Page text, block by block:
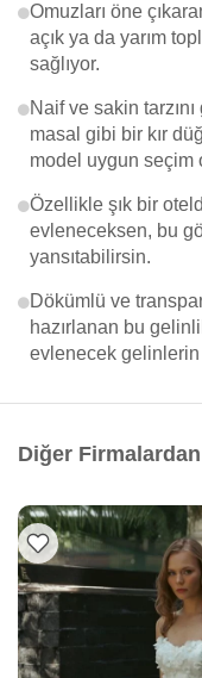
Omuzları öne
açık ya da yarım
sağlıyor.
Naif ve sakin
masal gibi bir kır
model uygun seçim
Özellikle şık bir
evleneceksen, bu
yansıtabilirsin.
Dökümlü ve
hazırlanan bu
evlenecek
Diğer